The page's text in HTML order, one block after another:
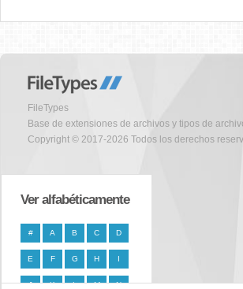
FileTypes
Base de extensiones de archivos y tipos de
Copyright © 2017-2026 Todos los derechos
Ver alfabéticamente
# A B C D
E F G H I
J K L M N